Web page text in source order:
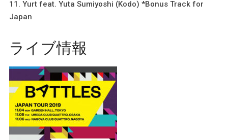
11. Yurt feat. Yuta Sumiyoshi (Kodo) *Bonus Track for
Japan
ライブ情報